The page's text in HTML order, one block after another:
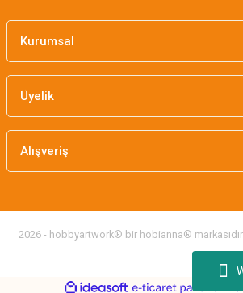
CÂLIN İPLİK DÜZENLEYİCİ KARTLAR/
Kurumsal
Üyelik
Alışveriş
2026 - hobbyartwork® bir hobianna® markasıdır. -
ideasoft